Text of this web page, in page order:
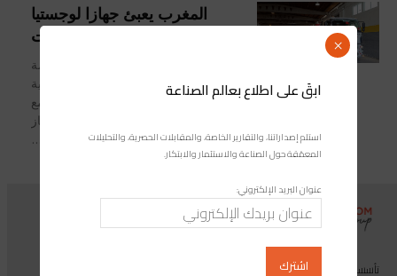
المغرب يعبئ جهازا لوجستيا
تضامنا مع إسبانيا بعد الفيضانات
أكدت سفيرة المغرب بإسبانيا، كريمة
بنيعيش، أنه طبقا للتعليمات الملكية
السامية، يجسد المغرب تضامنه الفاعل مع
الشعب الإسباني، من خلال تعبئة جهاز
لوجستي مهم...
ابقَ على اطلاع بعالم الصناعة
استلم إصداراتنا، والتقارير الخاصة، والمقابلات الحصرية، والتحليلات
المعمّقة حول الصناعة والاستثمار والابتكار.
عنوان البريد الإلكتروني:
×